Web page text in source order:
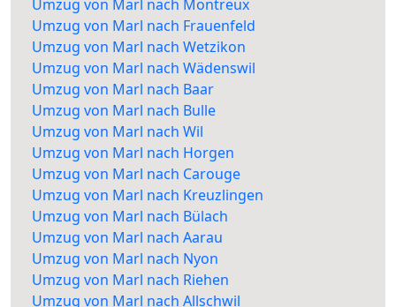
Umzug von Marl nach Montreux
Umzug von Marl nach Frauenfeld
Umzug von Marl nach Wetzikon
Umzug von Marl nach Wädenswil
Umzug von Marl nach Baar
Umzug von Marl nach Bulle
Umzug von Marl nach Wil
Umzug von Marl nach Horgen
Umzug von Marl nach Carouge
Umzug von Marl nach Kreuzlingen
Umzug von Marl nach Bülach
Umzug von Marl nach Aarau
Umzug von Marl nach Nyon
Umzug von Marl nach Riehen
Umzug von Marl nach Allschwil